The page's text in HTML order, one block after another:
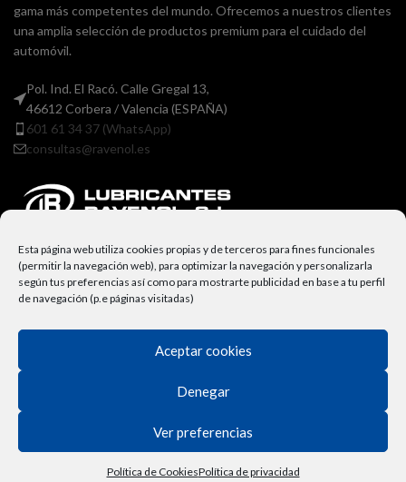
Esta página web utiliza cookies propias y de terceros para fines funcionales
(permitir la navegación web), para optimizar la navegación y personalizarla
según tus preferencias así como para mostrarte publicidad en base a tu perfil
de navegación (p.e páginas visitadas)
Aceptar cookies
Denegar
Ver preferencias
Política de CookiesPolítica de privacidad
gama más competentes del mundo. Ofrecemos a nuestros clientes
una amplia selección de productos premium para el cuidado del
automóvil.
Pol. Ind. El Racó. Calle Gregal 13,
46612 Corbera / Valencia (ESPAÑA)
601 61 34 37 (WhatsApp)
consultas@ravenol.es
Términos y Condiciones
Derecho de Desisitimiento